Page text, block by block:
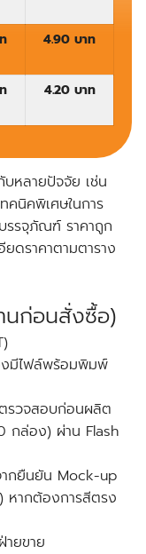
4.90 บาท
4.20 บาท
หลายปัจจัย เช่น
นิคพิเศษในการ
รจุภัณฑ์ ราคาถูก
ยดราคาตามตาราง
นก่อนสั่งซื้อ)
งมีไฟล์พร้อมพิมพ์
รวจสอบก่อนผลิต
กล่อง) ผ่าน Flash
ากยืนยัน Mock-up
หากต้องการสีตรง
ายขาย